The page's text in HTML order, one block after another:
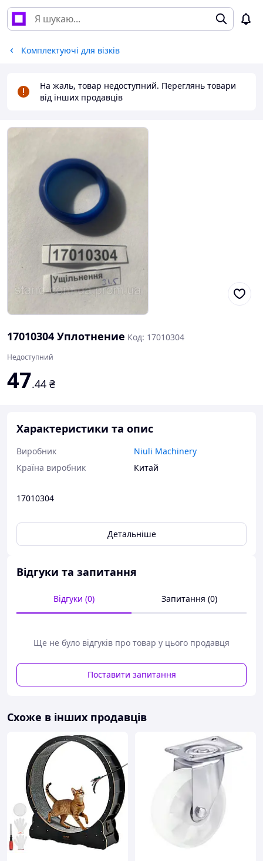
Комплектуючі для візків
На жаль, товар недоступний. Переглянь товари
від інших продавців
17010304 Уплотнение Код: 17010304
Недоступний
47.44 ₴
Характеристики та опис
Виробник
Niuli Machinery
Країна виробник
Китай
17010304
Детальніше
Відгуки та запитання
Відгуки (0) Запитання (0)
Ще не було відгуків про товар у цього продавця
Поставити запитання
Схоже в інших продавців